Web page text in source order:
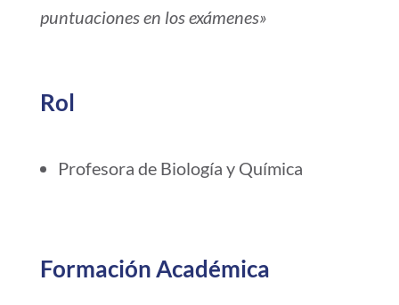
puntuaciones en los exámenes»
Rol
Profesora de Biología y Química
Formación Académica